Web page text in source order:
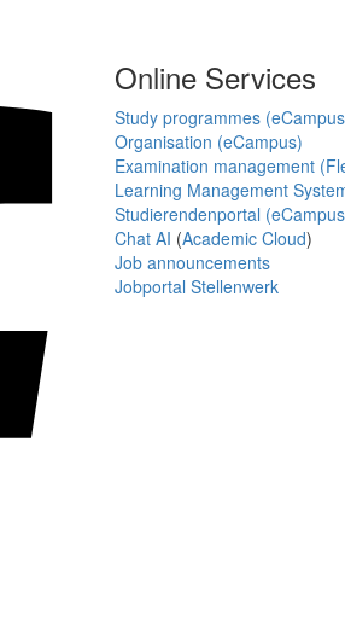
Online Services
Study programmes
Organisation (eCampus)
Examination management
Learning Management
Studierendenportal
Chat AI (Academic Cloud)
Job announcements
Jobportal Stellenwerk